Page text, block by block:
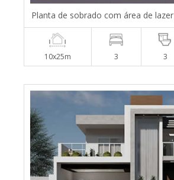
Planta de sobrado com área de lazer
10x25m 3 3